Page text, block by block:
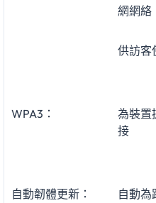
網網絡
供訪客
WPA3：
為裝置
接
自動韌體更新：
自動為